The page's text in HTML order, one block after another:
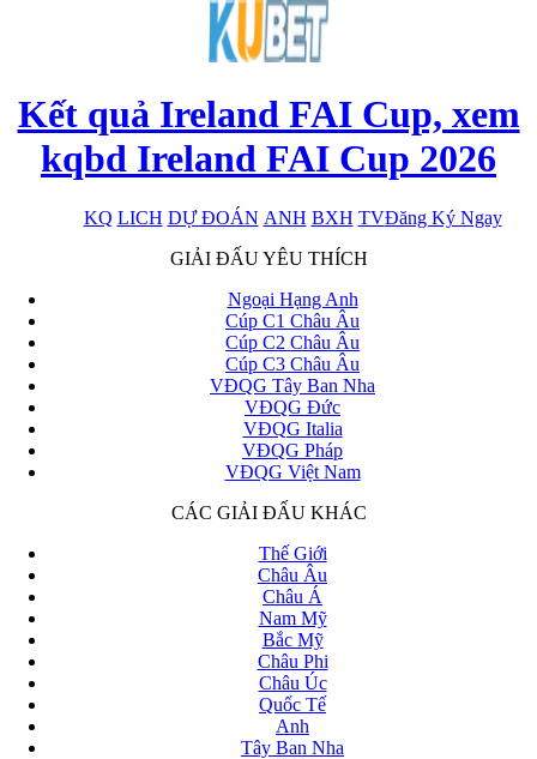
Kết quả Ireland FAI Cup, xem
kqbd Ireland FAI Cup 2026
KQ LICH DỰ ĐOÁN ANH BXH TVĐăng Ký Ngay
x
GIẢI ĐẤU YÊU THÍCH
Ngoại Hạng Anh
Cúp C1 Châu Âu
Cúp C2 Châu Âu
Cúp C3 Châu Âu
VĐQG Tây Ban Nha
VĐQG Đức
VĐQG Italia
VĐQG Pháp
VĐQG Việt Nam
CÁC GIẢI ĐẤU KHÁC
Thế Giới
Châu Âu
Châu Á
Nam Mỹ
Bắc Mỹ
Châu Phi
Châu Úc
Quốc Tế
Anh
Tây Ban Nha